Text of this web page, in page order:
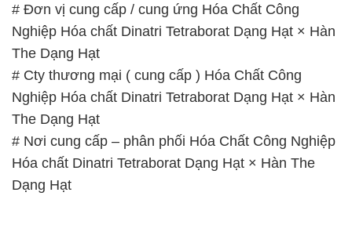
# Đơn vị cung cấp / cung ứng Hóa Chất Công
Nghiệp Hóa chất Dinatri Tetraborat Dạng Hạt × Hàn
The Dạng Hạt
# Cty thương mại ( cung cấp ) Hóa Chất Công
Nghiệp Hóa chất Dinatri Tetraborat Dạng Hạt × Hàn
The Dạng Hạt
# Nơi cung cấp – phân phối Hóa Chất Công Nghiệp
Hóa chất Dinatri Tetraborat Dạng Hạt × Hàn The
Dạng Hạt